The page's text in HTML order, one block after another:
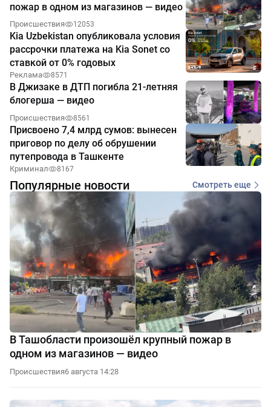
пожар в одном из магазинов — видео
Происшествия 12053
Kia Uzbekistan опубликовала условия
рассрочки платежа на Kia Sonet со
ставкой от 0% годовых
Реклама 8571
В Джизаке в ДТП погибла 21-летняя
блогерша — видео
Происшествия 8561
Присвоено 7,4 млрд сумов: вынесен
приговор по делу об обрушении
путепровода в Ташкенте
Криминал 8167
Популярные новости Смотреть еще
В Ташобласти произошёл крупный пожар в
одном из магазинов — видео
Происшествия6 августа 14:28